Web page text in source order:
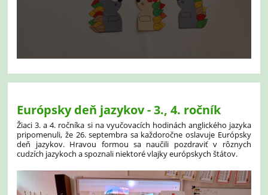
Európsky deň jazykov - 3., 4. ročník
Žiaci 3. a 4. ročníka si na vyučovacích hodinách anglického jazyka
pripomenuli, že 26. septembra sa každoročne oslavuje Európsky
deň jazykov. Hravou formou sa naučili pozdraviť v rôznych
cudzích jazykoch a spoznali niektoré vlajky európskych štátov.